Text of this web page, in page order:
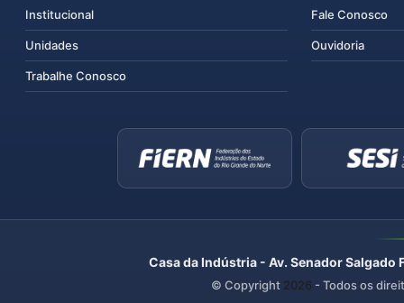
Institucional
Unidades
Trabalhe Conosco
Fale Conosco
Ouvidoria
Casa da Indústria - Av. Senador
© Copyright 2026 - Todos os